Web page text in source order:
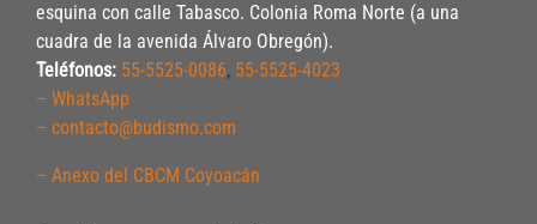
esquina con calle Tabasco. Colonia Roma Norte (a una
cuadra de la avenida Álvaro Obregón).
Teléfonos: 55-5525-0086, 55-5525-4023
– WhatsApp
– contacto@budismo.com
– Anexo del CBCM Coyoacán